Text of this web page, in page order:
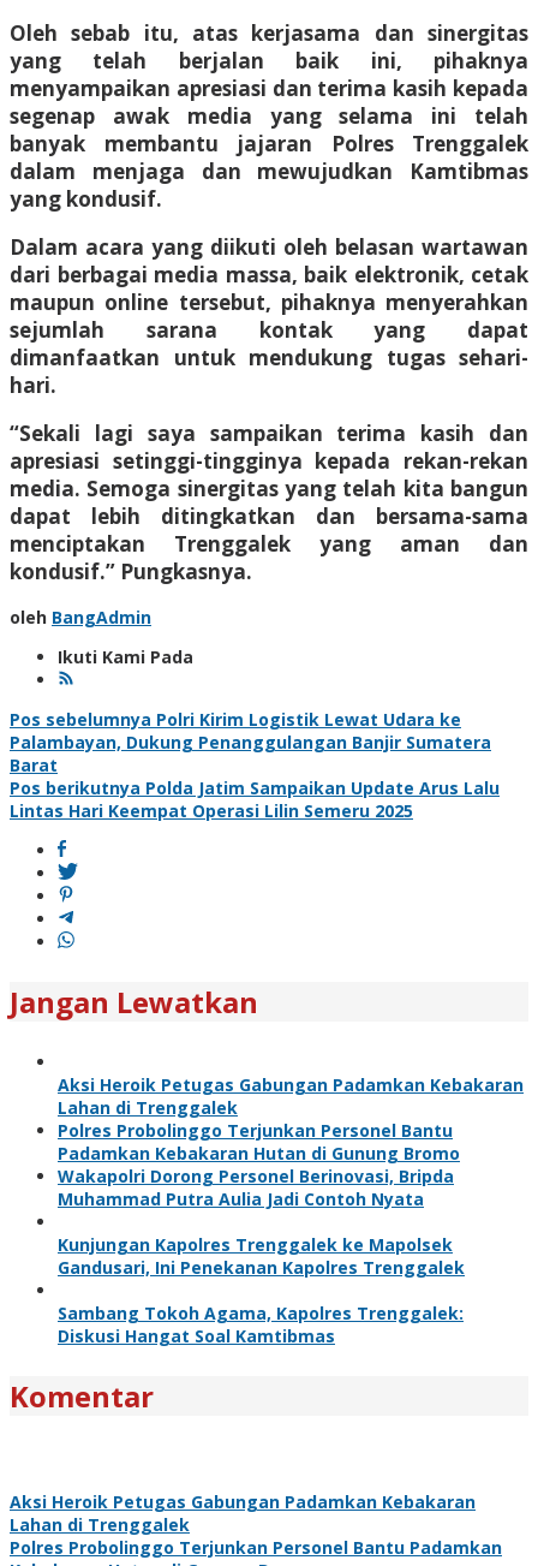
Oleh sebab itu, atas kerjasama dan sinergitas
yang telah berjalan baik ini, pihaknya
menyampaikan apresiasi dan terima kasih kepada
segenap awak media yang selama ini telah
banyak membantu jajaran Polres Trenggalek
dalam menjaga dan mewujudkan Kamtibmas
yang kondusif.
Dalam acara yang diikuti oleh belasan wartawan
dari berbagai media massa, baik elektronik, cetak
maupun online tersebut, pihaknya menyerahkan
sejumlah sarana kontak yang dapat
dimanfaatkan untuk mendukung tugas sehari-
hari.
“Sekali lagi saya sampaikan terima kasih dan
apresiasi setinggi-tingginya kepada rekan-rekan
media. Semoga sinergitas yang telah kita bangun
dapat lebih ditingkatkan dan bersama-sama
menciptakan Trenggalek yang aman dan
kondusif.” Pungkasnya.
oleh BangAdmin
Ikuti Kami Pada
Navigasi
pos
Pos sebelumnya Polri Kirim Logistik Lewat Udara ke
Palambayan, Dukung Penanggulangan Banjir Sumatera
Barat
Pos berikutnya Polda Jatim Sampaikan Update Arus Lalu
Lintas Hari Keempat Operasi Lilin Semeru 2025
Jangan Lewatkan
Aksi Heroik Petugas Gabungan Padamkan Kebakaran
Lahan di Trenggalek
Polres Probolinggo Terjunkan Personel Bantu
Padamkan Kebakaran Hutan di Gunung Bromo
Wakapolri Dorong Personel Berinovasi, Bripda
Muhammad Putra Aulia Jadi Contoh Nyata
Kunjungan Kapolres Trenggalek ke Mapolsek
Gandusari, Ini Penekanan Kapolres Trenggalek
Sambang Tokoh Agama, Kapolres Trenggalek:
Diskusi Hangat Soal Kamtibmas
Komentar
Aksi Heroik Petugas Gabungan Padamkan Kebakaran
Lahan di Trenggalek
Polres Probolinggo Terjunkan Personel Bantu Padamkan